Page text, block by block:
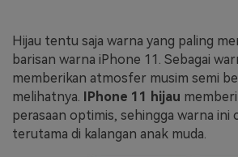
Hijau tentu saja warna yang paling
barisan warna iPhone 11. Sebagai
memberikan atmosfer musim semi
melihatnya. IPhone 11 hijau
perasaan optimis, sehingga warna ini
terutama di kalangan anak muda.